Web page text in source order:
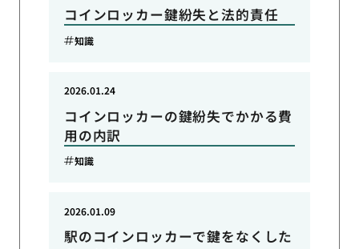
コインロッカー鍵紛失と法的責任
知識
コインロッカーの鍵紛失でかかる費
用の内訳
2026.01.24
知識
駅のコインロッカーで鍵をなくした
2026.01.09